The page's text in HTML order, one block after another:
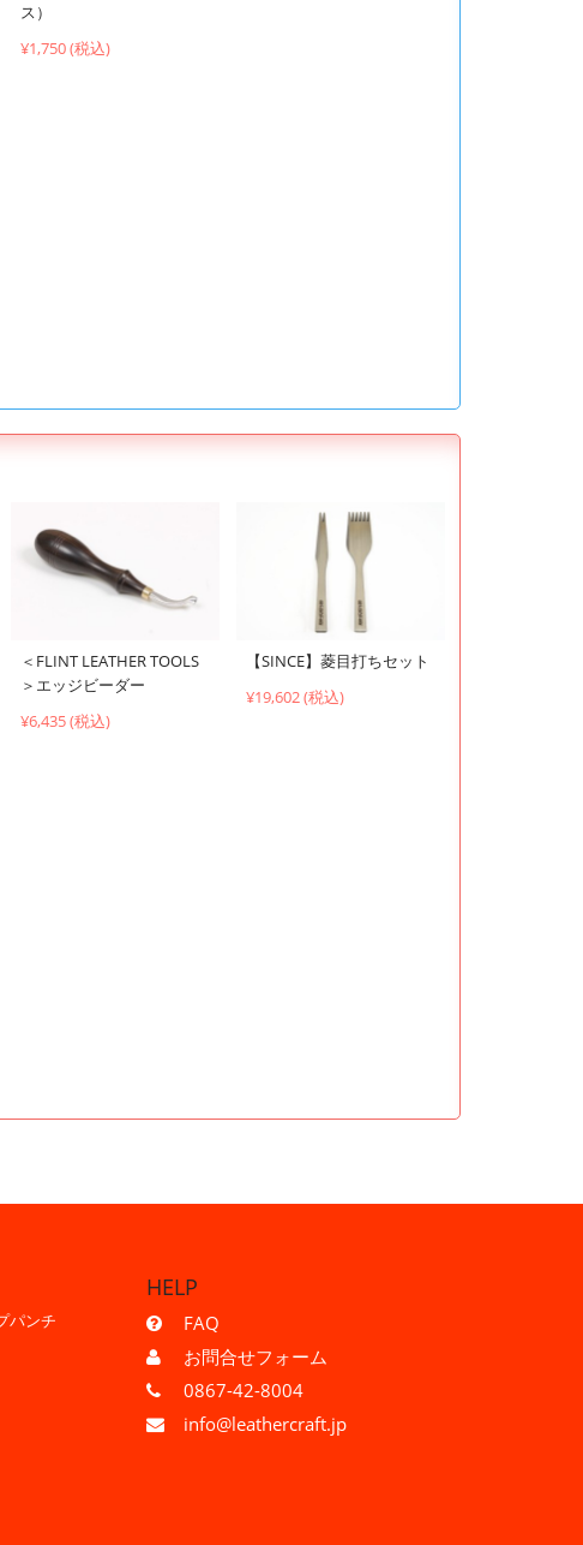
ス）
¥1,750 (税込)
＜FLINT LEATHER TOOLS
＞エッジビーダー
¥6,435 (税込)
【SINCE】菱目打ちセット
¥19,602 (税込)
パンチ
HELP
FAQ
お問合せフォーム
0867-42-8004
info@leathercraft.jp